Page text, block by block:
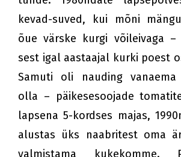
kevad-suved, kui mõni
õue värske kurgi võileivaga
sest igal aastaajal kurki poest
Samuti oli nauding vanaema
olla – päikesesoojade
lapsena 5-kordses majas,
alustas üks naabritest oma
valmistama kukekomme.